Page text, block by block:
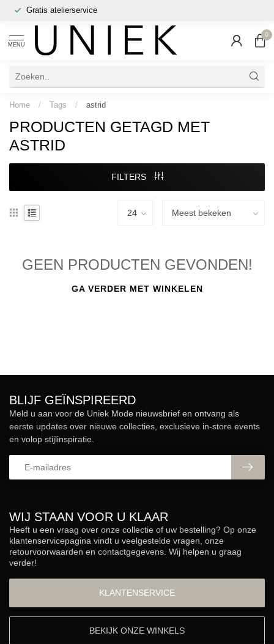
Gratis atelierservice
MENU
0
Home / Tags / astrid
PRODUCTEN GETAGD MET
ASTRID
FILTERS
GEEN PRODUCTEN GEVONDEN!
GA VERDER MET WINKELEN
WIJ STAAN VOOR U KLAAR
Heeft u een vraag over onze collectie of uw bestelling? Op onze
klantenservicepagina vindt u veelgestelde vragen, onze
retourvoorwaarden en contactgegevens. Wij helpen u graag
verder!
KLANTENSERVICE
BEKIJK ONZE WINKELS
BLIJF GEÏNSPIREERD
Meld u aan voor de Uniek Mode nieuwsbrief en ontvang als
eerste updates over nieuwe collecties, exclusieve in-store events
en volop stijlinspiratie.